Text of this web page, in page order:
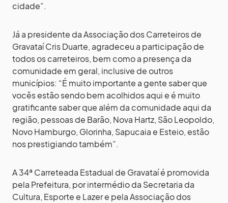
cidade”.
Já a presidente da Associação dos Carreteiros de
Gravataí Cris Duarte, agradeceu a participação de
todos os carreteiros, bem como a presença da
comunidade em geral, inclusive de outros
municípios: “É muito importante a gente saber que
vocês estão sendo bem acolhidos aqui e é muito
gratificante saber que além da comunidade aqui da
região, pessoas de Barão, Nova Hartz, São Leopoldo,
Novo Hamburgo, Glorinha, Sapucaia e Esteio, estão
nos prestigiando também”.
A 34ª Carreteada Estadual de Gravataí é promovida
pela Prefeitura, por intermédio da Secretaria da
Cultura, Esporte e Lazer e pela Associação dos